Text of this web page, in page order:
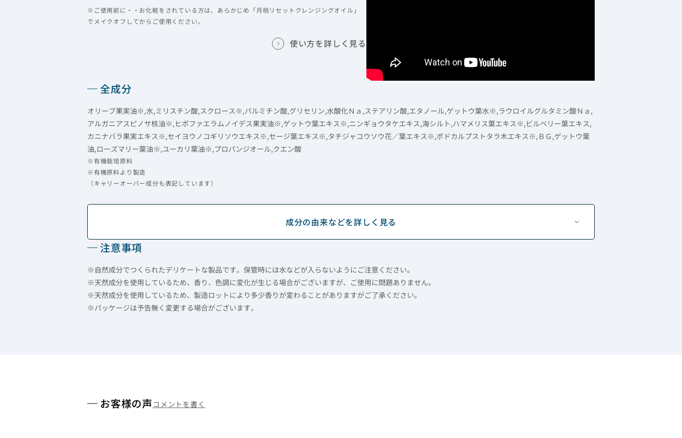
※ご使用前に・・お化粧をされている方は、あらかじめ「月桃リセットクレンジングオイル」
でメイクオフしてからご使用ください。
使い方を詳しく見る
全成分
オリーブ果実油※,水,ミリスチン酸,スクロース※,パルミチン酸,グリセリン,水酸化Ｎａ,ステアリン酸,エタノール,ゲットウ葉水※,ラウロイルグルタミン酸Ｎａ,
アルガニアスピノサ核油※,ヒポファエラムノイデス果実油※,ゲットウ葉エキス※,ニンギョウタケエキス,海シルト,ハマメリス葉エキス※,ビルベリー葉エキス,
カニナバラ果実エキス※,セイヨウノコギリソウエキス※,セージ葉エキス※,タチジャコウソウ花／葉エキス※,ポドカルプストタラ木エキス※,ＢＧ,ゲットウ葉
油,ローズマリー葉油※,ユーカリ葉油※,プロパンジオール,クエン酸
※有機栽培原料
※有機原料より製造
（キャリーオーバー成分も表記しています）
成分の由来などを詳しく見る
注意事項
※自然成分でつくられたデリケートな製品です。保管時には水などが入らないようにご注意ください。
※天然成分を使用しているため、香り、色調に変化が生じる場合がございますが、ご使用に問題ありません。
※天然成分を使用しているため、製造ロットにより多少香りが変わることがありますがご了承ください。
※パッケージは予告無く変更する場合がございます。
お客様の声 コメントを書く